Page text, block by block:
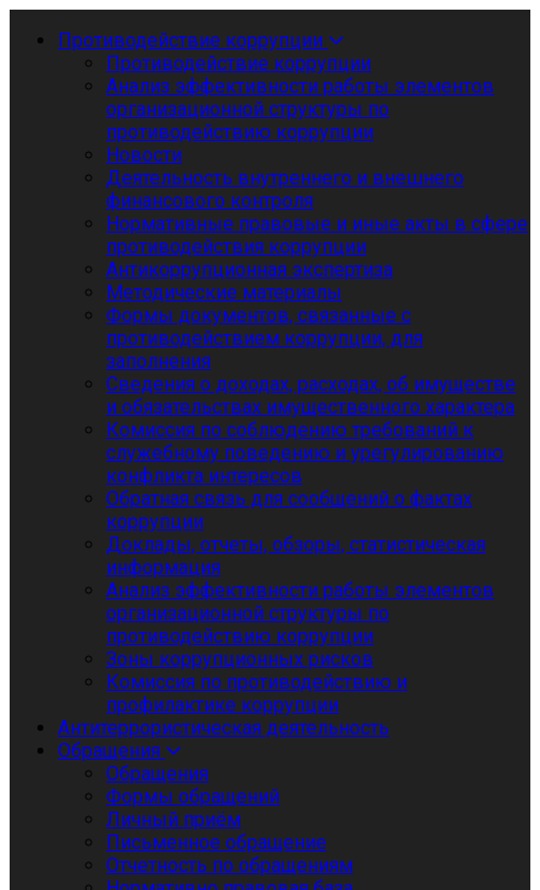
Противодействие коррупции
Противодействие коррупции
Анализ эффективности работы элементов
организационной структуры по
противодействию коррупции
Новости
Деятельность внутреннего и внешнего
финансового контроля
Нормативные правовые и иные акты в сфере
противодействия коррупции
Антикоррупционная экспертиза
Методические материалы
Формы документов, связанные с
противодействием коррупции, для
заполнения
Сведения о доходах, расходах, об имуществе
и обязательствах имущественного характера
Комиссия по соблюдению требований к
служебному поведению и урегулированию
конфликта интересов
Обратная связь для сообщений о фактах
коррупции
Доклады, отчеты, обзоры, статистическая
информация
Анализ эффективности работы элементов
организационной структуры по
противодействию коррупции
Зоны коррупционных рисков
Комиссия по противодействию и
профилактике коррупции
Антитеррористическая деятельность
Обращения
Обращения
Формы обращений
Личный приём
Письменное обращение
Отчетность по обращениям